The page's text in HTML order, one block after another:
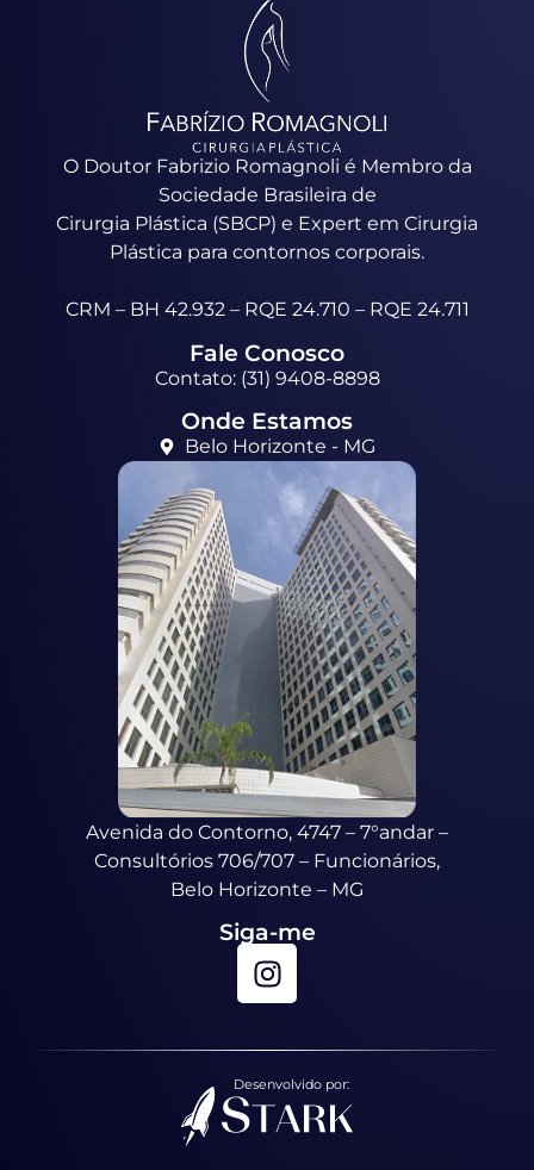
O Doutor Fabrizio Romagnoli é Membro da
Sociedade Brasileira de
Cirurgia Plástica (SBCP) e Expert em Cirurgia
Plástica para contornos corporais.
CRM – BH 42.932 – RQE 24.710 – RQE 24.711
Fale Conosco
Contato: (31) 9408-8898
Onde Estamos
Belo Horizonte - MG
Avenida do Contorno, 4747 – 7°andar –
Consultórios 706/707 – Funcionários,
Belo Horizonte – MG
Siga-me